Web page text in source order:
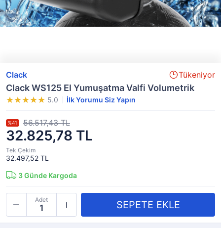
Clack Tükeniyor
Clack WS125 EI Yumuşatma Valfi Volumetrik
5.0 İlk Yorumu Siz Yapın
32.825,78 TL
%41 56.517,43 TL
Tek Çekim
32.497,52 TL
3Günde Kargoda
Adet